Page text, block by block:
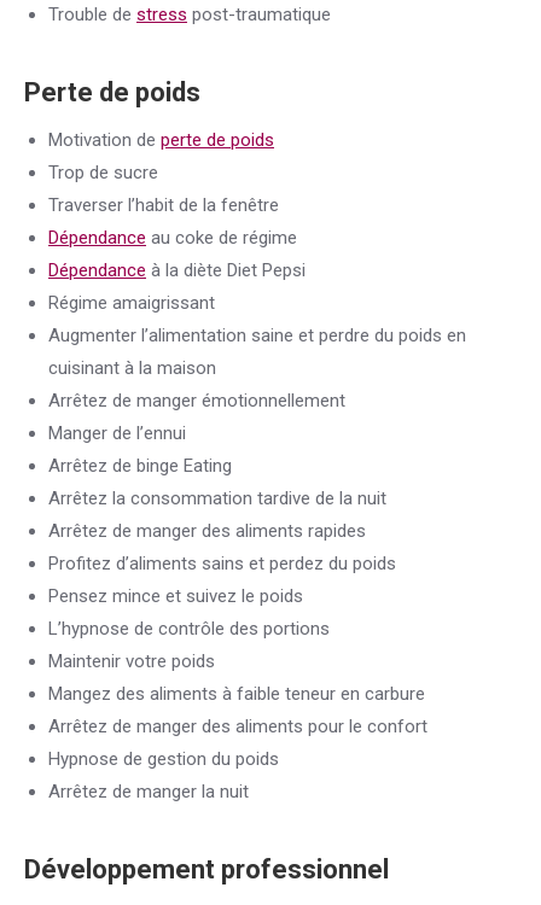
Trouble de stress post-traumatique
Perte de poids
Motivation de perte de poids
Trop de sucre
Traverser l’habit de la fenêtre
Dépendance au coke de régime
Dépendance à la diète Diet Pepsi
Régime amaigrissant
Augmenter l’alimentation saine et perdre du poids en
cuisinant à la maison
Arrêtez de manger émotionnellement
Manger de l’ennui
Arrêtez de binge Eating
Arrêtez la consommation tardive de la nuit
Arrêtez de manger des aliments rapides
Profitez d’aliments sains et perdez du poids
Pensez mince et suivez le poids
L’hypnose de contrôle des portions
Maintenir votre poids
Mangez des aliments à faible teneur en carbure
Arrêtez de manger des aliments pour le confort
Hypnose de gestion du poids
Arrêtez de manger la nuit
Développement professionnel